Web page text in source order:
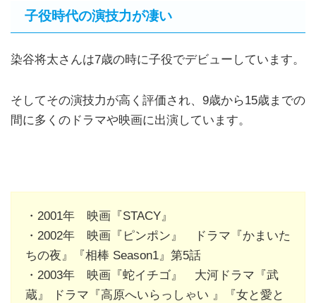
子役時代の演技力が凄い
染谷将太さんは7歳の時に子役でデビューしています。
そしてその演技力が高く評価され、9歳から15歳までの
間に多くのドラマや映画に出演しています。
・2001年 映画『STACY』
・2002年 映画『ピンポン』 ドラマ『かまいた
ちの夜』『相棒 Season1』第5話
・2003年 映画『蛇イチゴ』 大河ドラマ『武
蔵』 ドラマ『高原へいらっしゃい 』『女と愛と